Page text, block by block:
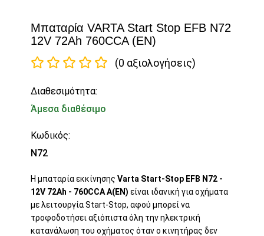
Μπαταρία VARTA Start Stop EFB N72
12V 72Ah 760CCA (EN)
(0 αξιολογήσεις)
Διαθεσιμότητα:
Άμεσα διαθέσιμο
Κωδικός:
N72
Η μπαταρία εκκίνησηςVarta Start-Stop EFB N72 -
12V 72Ah - 760CCA A(EN) είναι ιδανική για οχήματα
με λειτουργία Start-Stop, αφού μπορεί να
τροφοδοτήσει αξιόπιστα όλη την ηλεκτρική
κατανάλωση του οχήματος όταν ο κινητήρας δεν